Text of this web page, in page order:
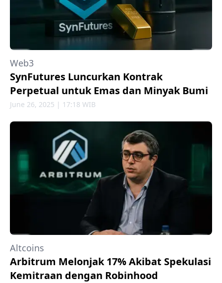
Web3
SynFutures Luncurkan Kontrak
Perpetual untuk Emas dan Minyak Bumi
June 26, 2025 | 17:18 WIB
Altcoins
Arbitrum Melonjak 17% Akibat Spekulasi
Kemitraan dengan Robinhood